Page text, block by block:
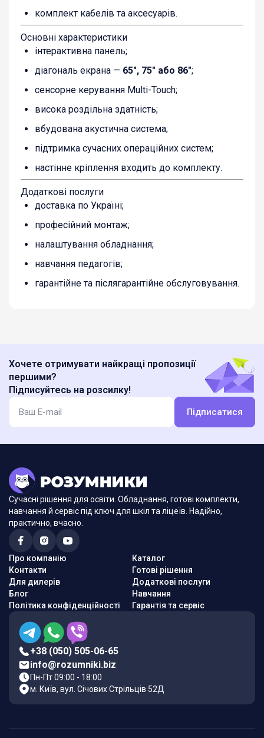
комплект кабелів та аксесуарів.
Основні характеристики
інтерактивна панель;
діагональ екрана — 65″, 75″ або 86″;
сенсорне керування Multi-Touch;
висока роздільна здатність;
вбудована акустична система;
підтримка сучасних операційних систем;
настінне кріплення входить до комплекту.
Додаткові послуги
доставка по Україні;
професійний монтаж;
налаштування обладнання;
навчання педагогів;
гарантійне та післягарантійне обслуговування.
Хочете отримувати найкращі пропозиції
першими?
Підписуйтесь на розсилку!
Підписатися
Сучасні рішення для освіти. Обладнання, готові комплекти,
навчання й сервіс під ключ для шкіл та ліцеїв. Надійно,
практично, вчасно.
Про компанію
Контакти
Для дилерів
Блог
Політика конфіденційності
Каталог
Готові рішення
Додаткові послуги
Навчання
Гарантія та сервіс
+38 (050) 505-06-65
info@rozumniki.biz
Пн-Пт 09:00 - 18:00
м. Київ, вул. Січових Стрільців 52Д